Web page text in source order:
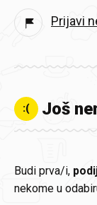
Prijavi
:( Još
Budi prva/i,
nekome u